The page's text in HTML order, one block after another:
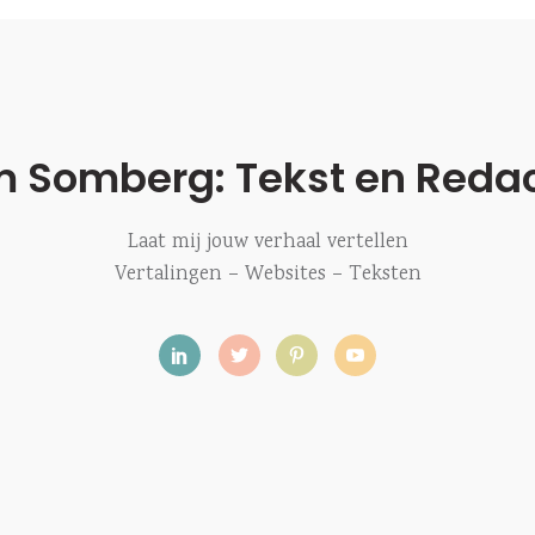
Somberg: Tekst en
Laat mij jouw verhaal vertellen
Vertalingen – Websites – Teksten